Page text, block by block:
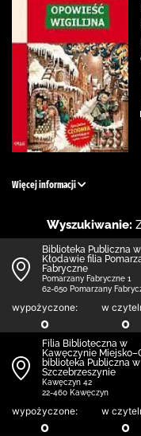
Więcej informacji
Wyszukiwanie:
Biblioteka Publiczna w
Kłodawie filia
Fabryczne
Pomarzany Fabryczne 1
62-650 Pomarzany
wypożyczone:
0
w
0
Filia Biblioteczna w
Kawęczynie
biblioteka Publiczna w
Szczebrzeszynie
Kawęczyn 42
22-460 Kawęczyn
wypożyczone:
0
w
0